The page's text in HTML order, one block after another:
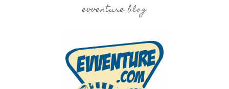
evventure blog